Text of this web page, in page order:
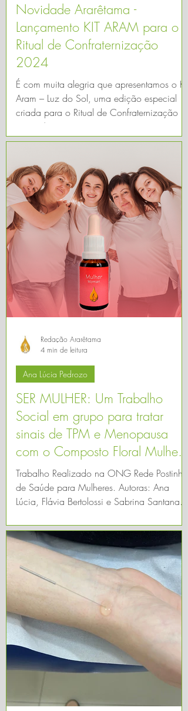
Novidade Ararêtama -
Lançamento KIT ARAM para o
Ritual de Confraternização
2024
É com muita alegria que apresentamos o Kit
Aram – Luz do Sol, uma edição especial
criada para o Ritual de Confraternização
2024/2025.
SER MULHER: Um Trabalho
Social em grupo para tratar
sinais de TPM e Menopausa
com o Composto Floral Mulher
da Ararêtama
Trabalho Realizado na ONG Rede Postinho
de Saúde para Mulheres. Autoras: Ana
Lúcia, Flávia Bertolossi e Sabrina Santana.
Ana Lúcia Pedrozo
Redação Ararêtama
4 min de leitura